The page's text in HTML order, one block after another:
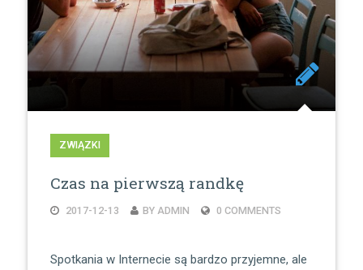
ZWIĄZKI
Czas na pierwszą randkę
2017-12-13 BY ADMIN 0 COMMENTS
Spotkania w Internecie są bardzo przyjemne, ale